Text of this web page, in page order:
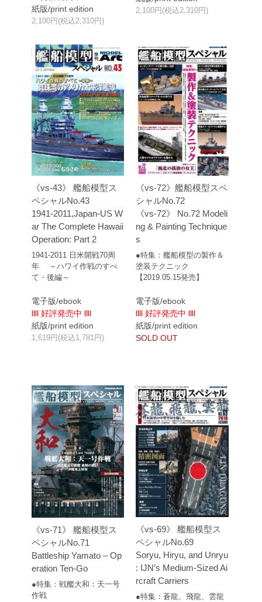
紙版/print edition
2,100円(税込2,310円)
2,100円(税込2,310円)
《vs-43》 艦船模型ス
ペシャルNo.43
1941-2011,Japan-US W
ar The Complete Hawaii
Operation: Part 2
1941‐2011 日米開戦70周
年 ～ハワイ作戦のすべ
て・後編～
電子版/ebook
llll 好評発売中 llll
紙版/print edition
1,619円(税込1,781円)
《vs-72》艦船模型スペ
シャルNo.72
《vs-72》 No.72 Modeli
ng & Painting Technique
s
●特集：艦船模型の製作＆
塗装テクニック
【2019.05.15発売】
電子版/ebook
llll 好評発売中 llll
紙版/print edition
SOLD OUT
《vs-71》 艦船模型ス
ペシャルNo.71
Battleship Yamato – Op
eration Ten-Go
●特集：戦艦大和：天一号
作戦
《vs-69》 艦船模型ス
ペシャルNo.69
Soryu, Hiryu, and Unryu
: IJN’s Medium-Sized Ai
rcraft Carriers
●特集：蒼龍、飛龍、雲龍